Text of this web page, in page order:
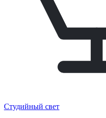
Студийный свет